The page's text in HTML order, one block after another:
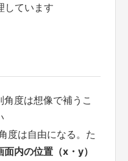
しています
度は想像で補うこ
度は自由になる。た
内の位置（x・y）